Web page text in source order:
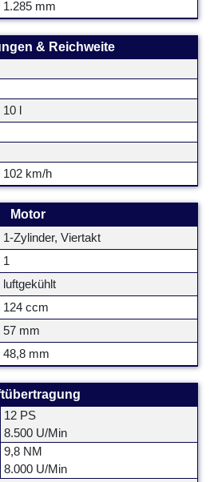
1.285 mm
& Reichweite
10 l
102 km/h
Motor
1-Zylinder, Viertakt
1
luftgekühlt
124 ccm
57 mm
48,8 mm
12 PS
8.500 U/Min
9,8 NM
8.000 U/Min